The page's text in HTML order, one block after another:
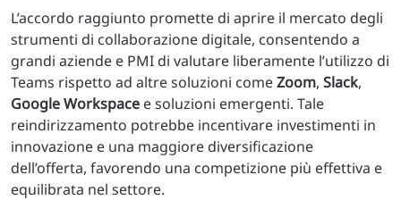
L’accordo raggiunto promette di aprire il mercato degli
strumenti di collaborazione digitale, consentendo a
grandi aziende e PMI di valutare liberamente l’utilizzo di
Teams rispetto ad altre soluzioni comeZoom, Slack,
Google Workspace e soluzioni emergenti. Tale
reindirizzamento potrebbe incentivare investimenti in
innovazione e una maggiore diversificazione
dell’offerta, favorendo una competizione più effettiva e
equilibrata nel settore.